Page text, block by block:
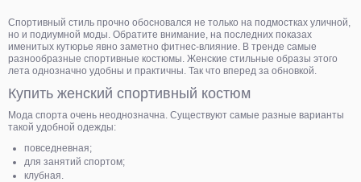
Спортивный стиль прочно обосновался не только на подмостках уличной,
но и подиумной моды. Обратите внимание, на последних показах
именитых кутюрье явно заметно фитнес-влияние. В тренде самые
разнообразные спортивные костюмы. Женские стильные образы этого
лета однозначно удобны и практичны. Так что вперед за обновкой.
Купить женский спортивный костюм
Мода спорта очень неоднозначна. Существуют самые разные варианты
такой удобной одежды:
повседневная;
для занятий спортом;
клубная.